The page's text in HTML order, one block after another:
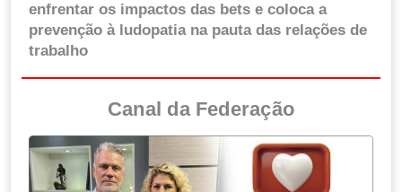
enfrentar os impactos das bets e coloca a
prevenção à ludopatia na pauta das relações de
trabalho
Canal da Federação